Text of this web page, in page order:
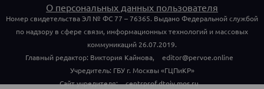
О персональных данных пользователя
Номер свидетельства ЭЛ № ФС 77 – 76365. Выдано Федеральной службой
по надзору в сфере связи, информационных технологий и массовых
коммуникаций 26.07.2019.
Главный редактор: Виктория Кайнова,
editor@pervoe.online
Учредитель: ГБУ г. Москвы «ГЦПиКР»
Сайт учредителя:
centrprof.dtoiv.mos.ru